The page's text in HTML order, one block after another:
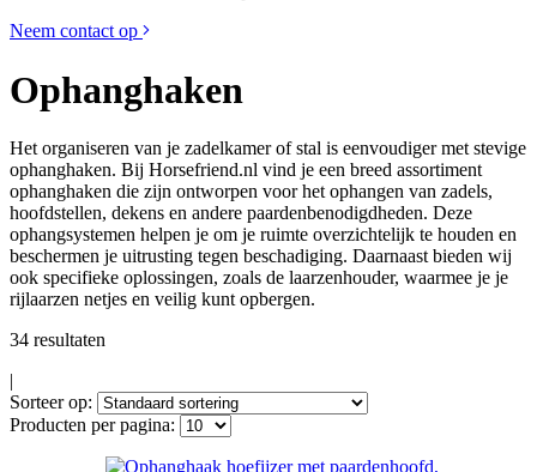
Neem contact op
Ophanghaken
Het organiseren van je zadelkamer of stal is eenvoudiger met stevige
ophanghaken. Bij Horsefriend.nl vind je een breed assortiment
ophanghaken die zijn ontworpen voor het ophangen van zadels,
hoofdstellen, dekens en andere paardenbenodigdheden. Deze
ophangsystemen helpen je om je ruimte overzichtelijk te houden en
beschermen je uitrusting tegen beschadiging. Daarnaast bieden wij
ook specifieke oplossingen, zoals de laarzenhouder, waarmee je je
rijlaarzen netjes en veilig kunt opbergen.
34 resultaten
|
Sorteer op:
Producten per pagina: